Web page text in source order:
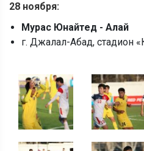
28 ноября:
Мурас Юнайтед - Алай
г. Джалал-Абад, стадион